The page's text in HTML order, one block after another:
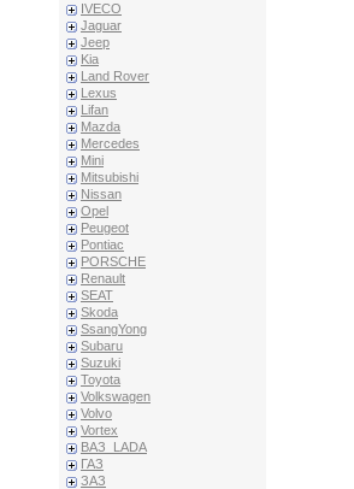
IVECO
Jaguar
Jeep
Kia
Land Rover
Lexus
Lifan
Mazda
Mercedes
Mini
Mitsubishi
Nissan
Opel
Peugeot
Pontiac
PORSCHE
Renault
SEAT
Skoda
SsangYong
Subaru
Suzuki
Toyota
Volkswagen
Volvo
Vortex
ВАЗ_LADA
ГАЗ
ЗАЗ